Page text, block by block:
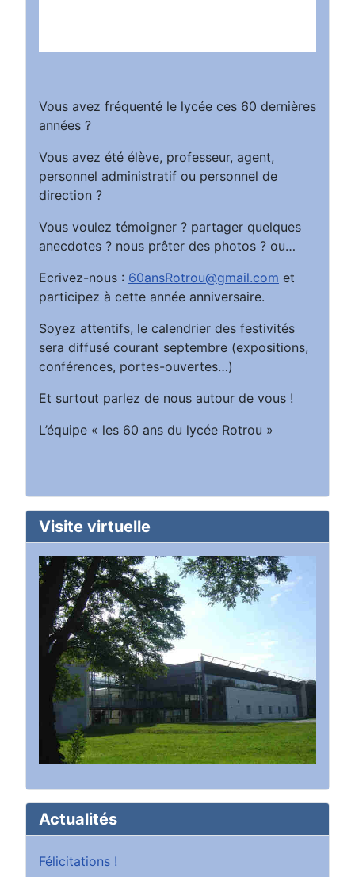
Vous avez fréquenté le lycée ces 60 dernières
années ?
Vous avez été élève, professeur, agent,
personnel administratif ou personnel de
direction ?
Vous voulez témoigner ? partager quelques
anecdotes ? nous prêter des photos ? ou…
Ecrivez-nous : 60ansRotrou@gmail.com et
participez à cette année anniversaire.
Soyez attentifs, le calendrier des festivités
sera diffusé courant septembre (expositions,
conférences, portes-ouvertes…)
Et surtout parlez de nous autour de vous !
L’équipe « les 60 ans du lycée Rotrou »
Visite virtuelle
Actualités
Félicitations !